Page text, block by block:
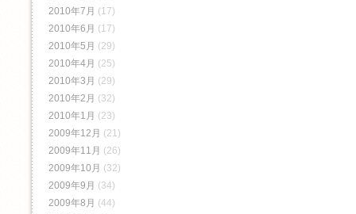
2010年7月 (17)
2010年6月 (17)
2010年5月 (29)
2010年4月 (25)
2010年3月 (29)
2010年2月 (32)
2010年1月 (23)
2009年12月 (21)
2009年11月 (26)
2009年10月 (32)
2009年9月 (34)
2009年8月 (44)